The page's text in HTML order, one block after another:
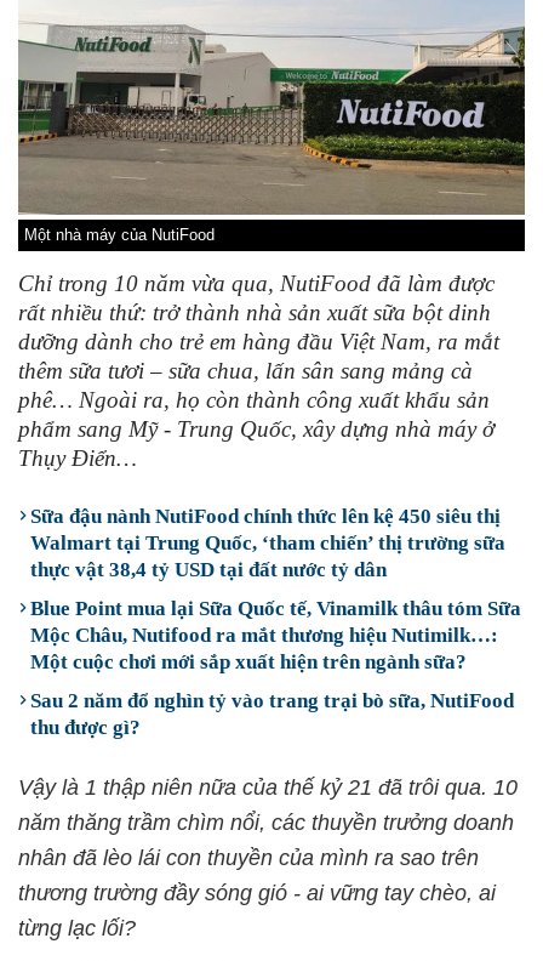
Một nhà máy của NutiFood
Chỉ trong 10 năm vừa qua, NutiFood đã làm được
rất nhiều thứ: trở thành nhà sản xuất sữa bột dinh
dưỡng dành cho trẻ em hàng đầu Việt Nam, ra mắt
thêm sữa tươi – sữa chua, lấn sân sang mảng cà
phê… Ngoài ra, họ còn thành công xuất khẩu sản
phẩm sang Mỹ - Trung Quốc, xây dựng nhà máy ở
Thụy Điển…
Sữa đậu nành NutiFood chính thức lên kệ 450 siêu thị
Walmart tại Trung Quốc, ‘tham chiến’ thị trường sữa
thực vật 38,4 tỷ USD tại đất nước tỷ dân
Blue Point mua lại Sữa Quốc tế, Vinamilk thâu tóm Sữa
Mộc Châu, Nutifood ra mắt thương hiệu Nutimilk…:
Một cuộc chơi mới sắp xuất hiện trên ngành sữa?
Sau 2 năm đổ nghìn tỷ vào trang trại bò sữa, NutiFood
thu được gì?
Vậy là 1 thập niên nữa của thế kỷ 21 đã trôi qua. 10
năm thăng trầm chìm nổi, các thuyền trưởng doanh
nhân đã lèo lái con thuyền của mình ra sao trên
thương trường đầy sóng gió - ai vững tay chèo, ai
từng lạc lối?